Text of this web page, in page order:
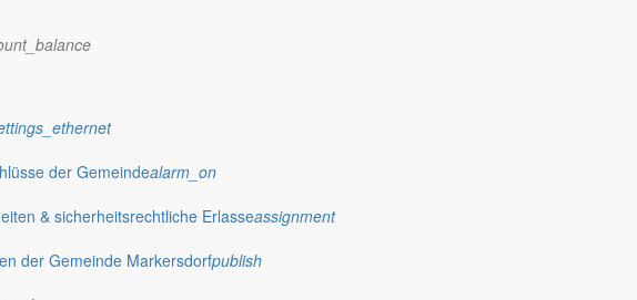
der Gemeindealarm_on
& sicherheitsrechtliche Erlasseassignment
der Gemeinde Markersdorfpublish
Kirchtürme hinaus und Belange der Region und des Lebens im ländlichen Raum
amtlicher
publish